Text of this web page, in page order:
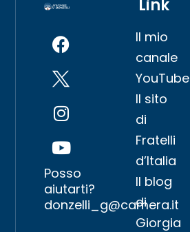
Posso
aiutarti?
donzelli_g@camera.it
Link
Il mio
canale
YouTube
Il sito
di
Fratelli
d’Italia
Il blog
di
Giorgia